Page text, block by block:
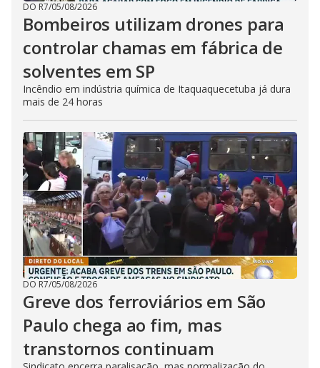
DO R7/05/08/2026
Bombeiros utilizam drones para
controlar chamas em fábrica de
solventes em SP
Incêndio em indústria química de Itaquaquecetuba já dura
mais de 24 horas
DO R7/05/08/2026
Greve dos ferroviários em São
Paulo chega ao fim, mas
transtornos continuam